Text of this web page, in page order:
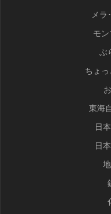
メラ
モ
ぶ
ちょ
東海
日
日